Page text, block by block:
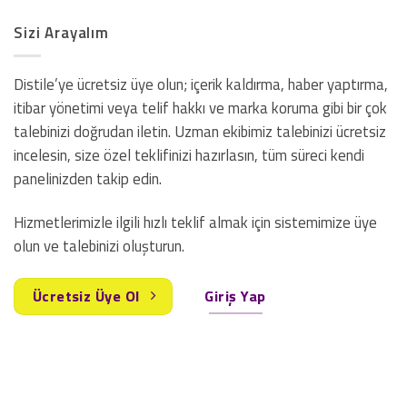
Sizi Arayalım
Distile’ye ücretsiz üye olun; içerik kaldırma, haber yaptırma,
itibar yönetimi veya telif hakkı ve marka koruma gibi bir çok
talebinizi doğrudan iletin. Uzman ekibimiz talebinizi ücretsiz
incelesin, size özel teklifinizi hazırlasın, tüm süreci kendi
panelinizden takip edin.
Hizmetlerimizle ilgili hızlı teklif almak için sistemimize üye
olun ve talebinizi oluşturun.
Ücretsiz Üye Ol Giriş Yap